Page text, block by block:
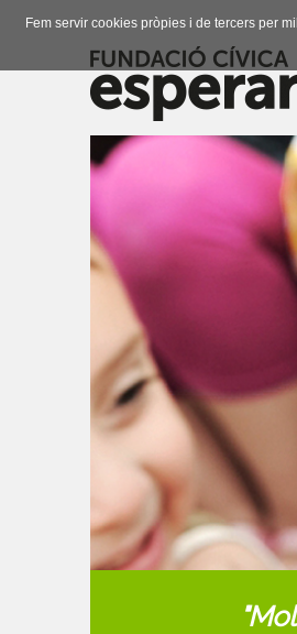
Fem servir cookies pròpies i de tercers per